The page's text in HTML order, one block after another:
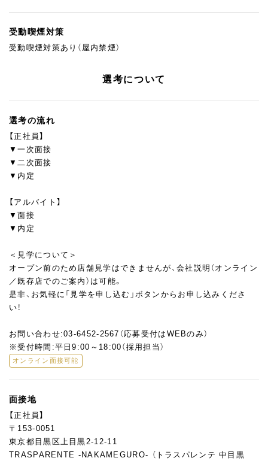
受動喫煙対策
受動喫煙対策あり（屋内禁煙）
選考について
選考の流れ
【正社員】
▼一次面接
▼二次面接
▼内定
【アルバイト】
▼面接
▼内定
＜見学について＞
オープン前のため店舗見学はできませんが、会社説明（オンライン
／既存店でのご案内）は可能。
是非、お気軽に「見学を申し込む」ボタンからお申し込みくださ
い！
お問い合わせ:03-6452-2567（応募受付はWEBのみ）
※受付時間:平日9:00～18:00（採用担当）
オンライン面接可能
面接地
【正社員】
〒153-0051
東京都目黒区上目黒2-12-11
TRASPARENTE -NAKAMEGURO- （トラスパレンテ 中目黒